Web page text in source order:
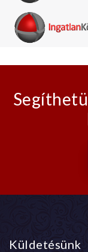
Küldetésünk